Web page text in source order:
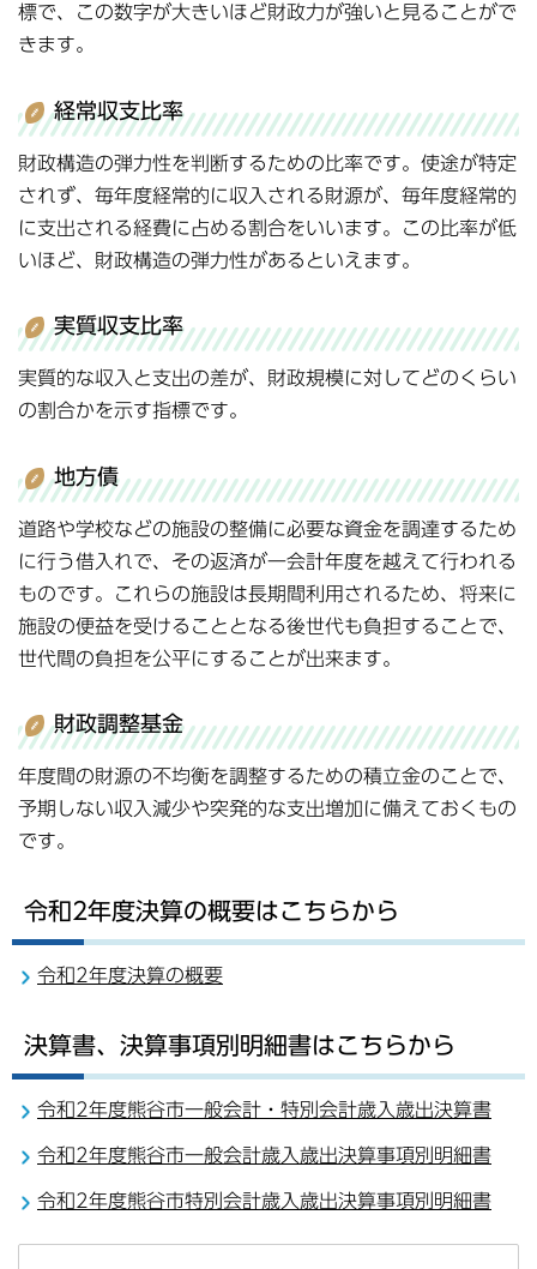
標で、この数字が大きいほど財政力が強いと見ることがで
きます。
経常収支比率
財政構造の弾力性を判断するための比率です。使途が特定
されず、毎年度経常的に収入される財源が、毎年度経常的
に支出される経費に占める割合をいいます。この比率が低
いほど、財政構造の弾力性があるといえます。
実質収支比率
実質的な収入と支出の差が、財政規模に対してどのくらい
の割合かを示す指標です。
地方債
道路や学校などの施設の整備に必要な資金を調達するため
に行う借入れで、その返済が一会計年度を越えて行われる
ものです。これらの施設は長期間利用されるため、将来に
施設の便益を受けることとなる後世代も負担することで、
世代間の負担を公平にすることが出来ます。
財政調整基金
年度間の財源の不均衡を調整するための積立金のことで、
予期しない収入減少や突発的な支出増加に備えておくもの
です。
令和2年度決算の概要はこちらから
令和2年度決算の概要
決算書、決算事項別明細書はこちらから
令和2年度熊谷市一般会計・特別会計歳入歳出決算書
令和2年度熊谷市一般会計歳入歳出決算事項別明細書
令和2年度熊谷市特別会計歳入歳出決算事項別明細書